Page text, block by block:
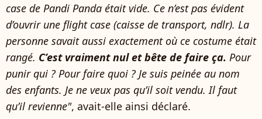
case de Pandi Panda était vide. Ce n’est pas évident
d’ouvrir une flight case (caisse de transport, ndlr). La
personne savait aussi exactement où ce costume était
rangé. C’est vraiment nul et bête de faire ça. Pour
punir qui ? Pour faire quoi ? Je suis peinée au nom
des enfants. Je ne veux pas qu’il soit vendu. Il faut
qu’il revienne", avait-elle ainsi déclaré.